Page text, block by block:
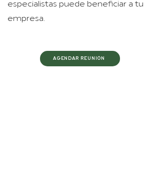
especialistas puede beneficiar a tu
empresa.
AGENDAR REUNIÓN